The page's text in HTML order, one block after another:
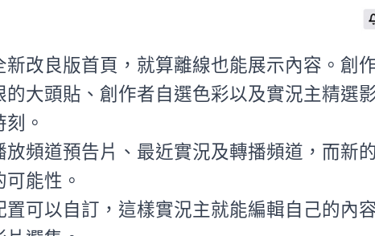
改良版首頁，就算離線也能展示內容。創
的大頭貼、創作者自選色彩以及實況主精選
。
頻道預告片、最近實況及轉播頻道，而新
能性。
可以自訂，這樣實況主就能編輯自己的內